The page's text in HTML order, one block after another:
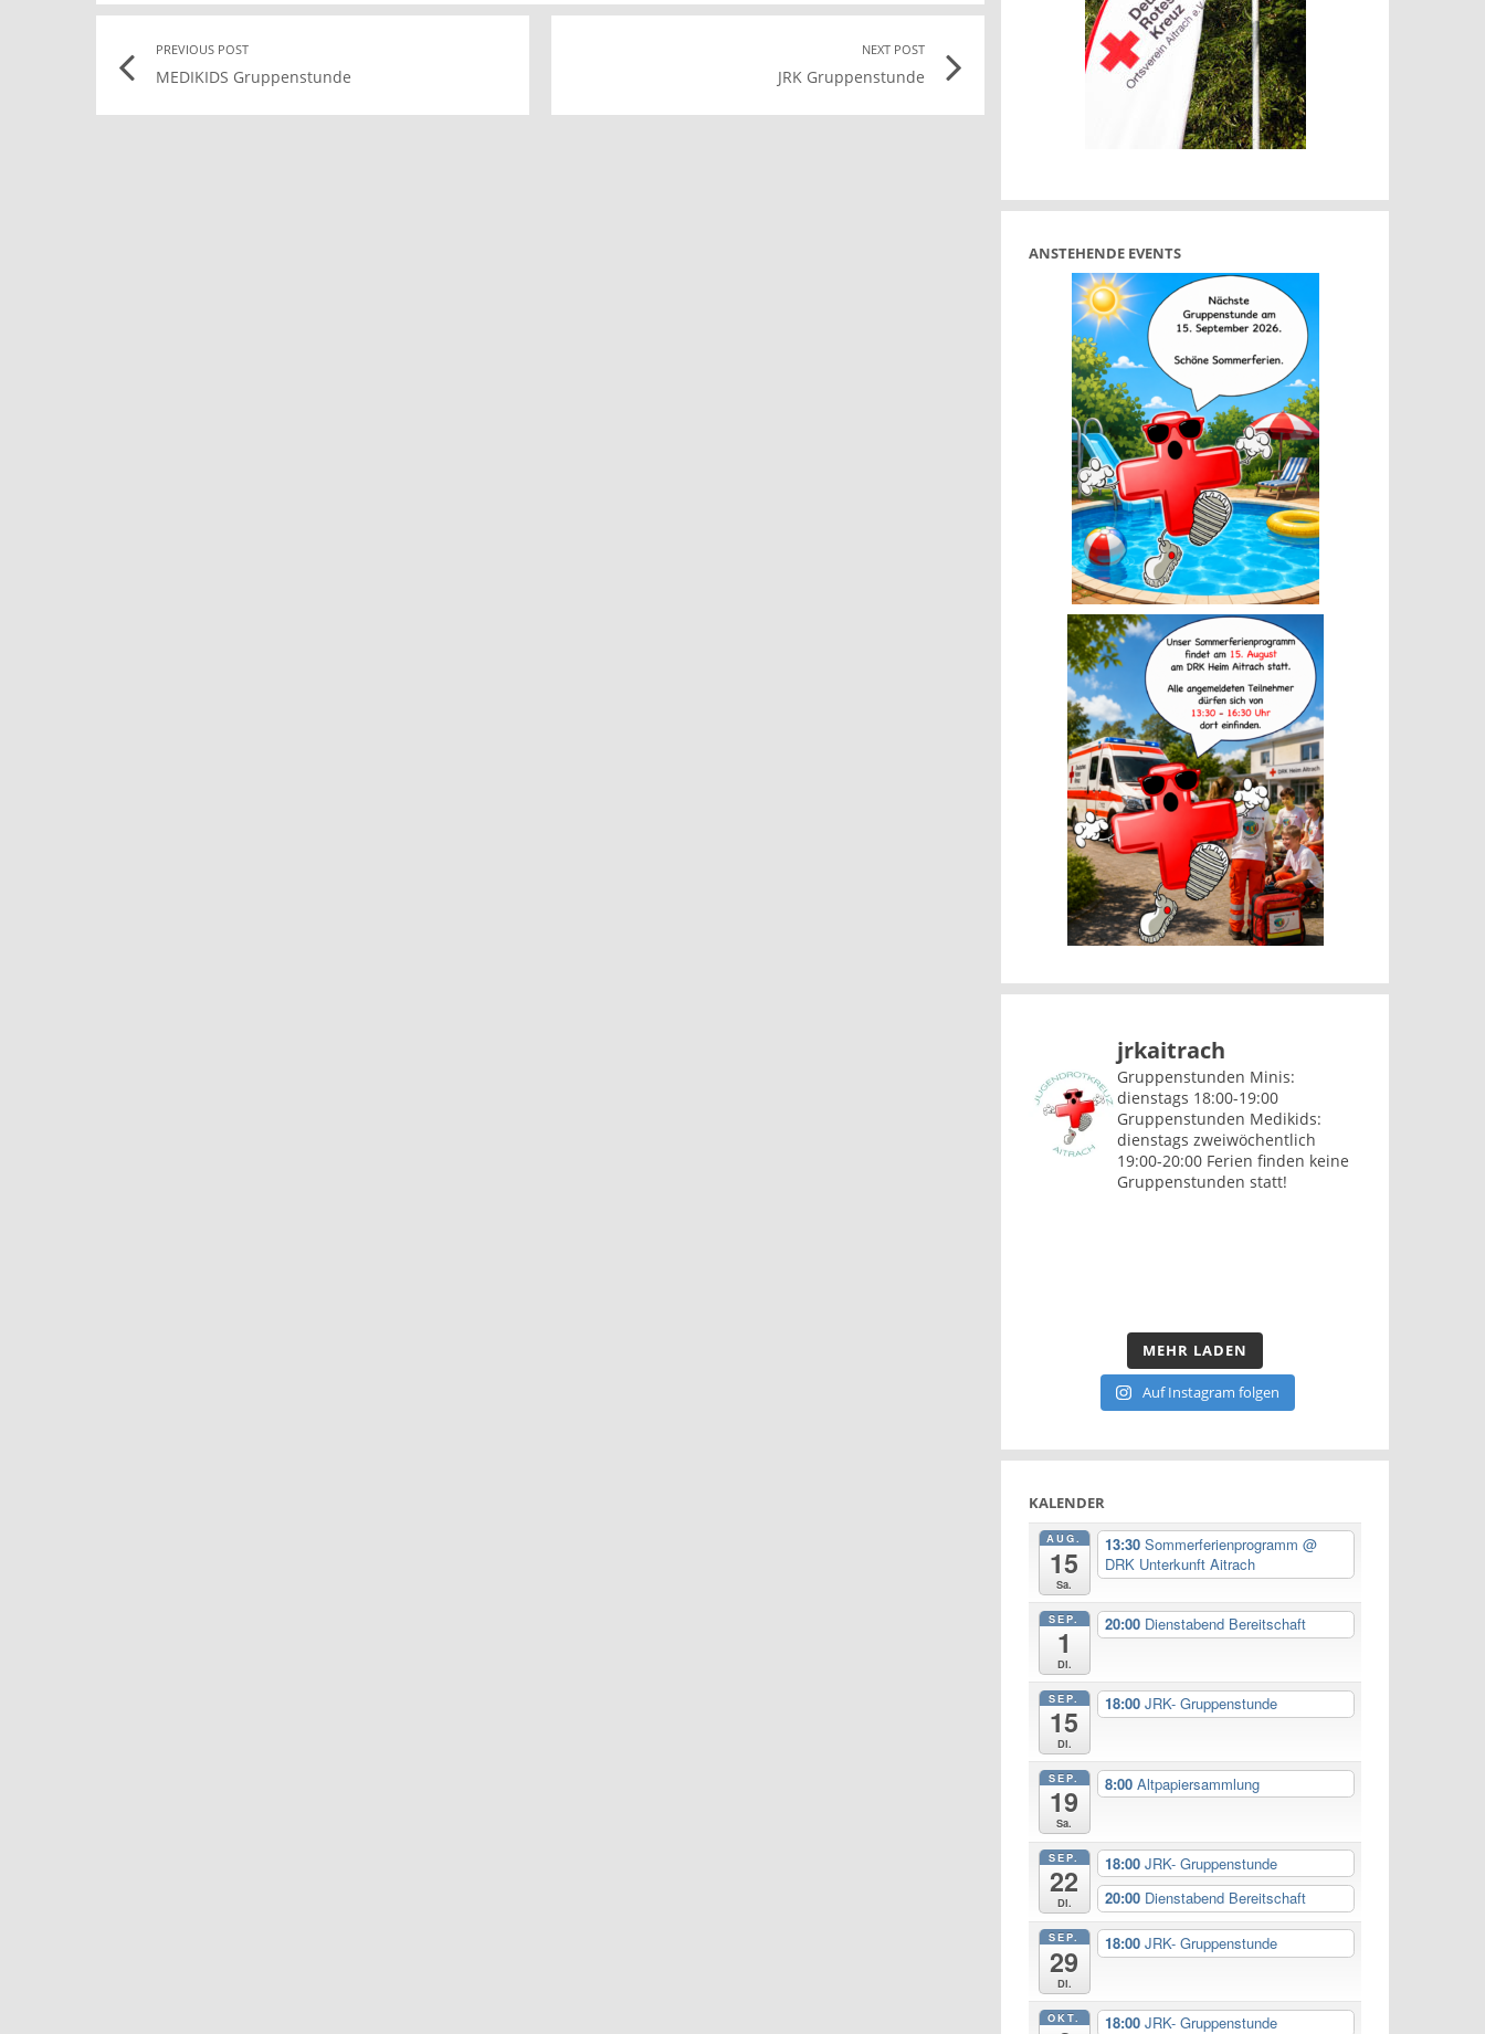
Post
navigation
PREVIOUS POST
MEDIKIDS Gruppenstunde
link
NEXT POST
JRK Gruppenstunde
link
ANSTEHENDE EVENTS
jrkaitrach
Gruppenstunden Minis:
dienstags 18:00-19:00
Gruppenstunden Medikids:
dienstags zweiwöchentlich
19:00-20:00 Ferien finden keine
Gruppenstunden statt!
MEHR LADEN
Auf Instagram folgen
KALENDER
AUG.
15
Sa.
13:30 Sommerferienprogramm @
DRK Unterkunft Aitrach
SEP.
1
Di.
20:00 Dienstabend Bereitschaft
SEP.
15
Di.
18:00 JRK- Gruppenstunde
SEP.
19
Sa.
8:00 Altpapiersammlung
SEP.
22
Di.
18:00 JRK- Gruppenstunde
20:00 Dienstabend Bereitschaft
SEP.
29
Di.
18:00 JRK- Gruppenstunde
OKT. 18:00 JRK- Gruppenstunde